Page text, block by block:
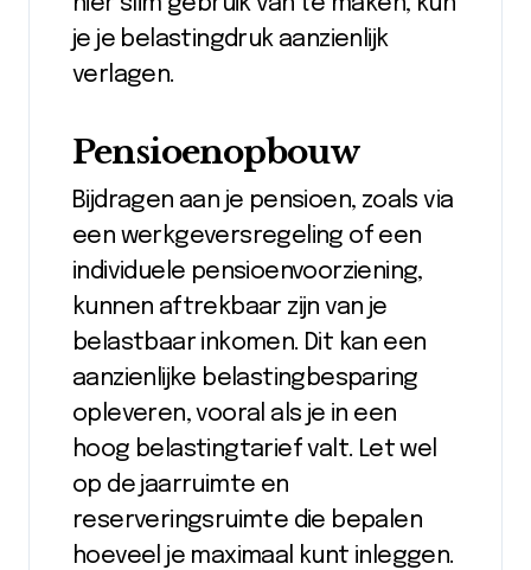
je je belastingdruk aanzienlijk
verlagen.
Pensioenopbouw
Bijdragen aan je pensioen, zoals via
een werkgeversregeling of een
individuele pensioenvoorziening,
kunnen aftrekbaar zijn van je
belastbaar inkomen. Dit kan een
aanzienlijke belastingbesparing
opleveren, vooral als je in een
hoog belastingtarief valt. Let wel
op de jaarruimte en
reserveringsruimte die bepalen
hoeveel je maximaal kunt inleggen.